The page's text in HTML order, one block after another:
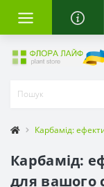
Карбамід:
Карбамід:
для вашого